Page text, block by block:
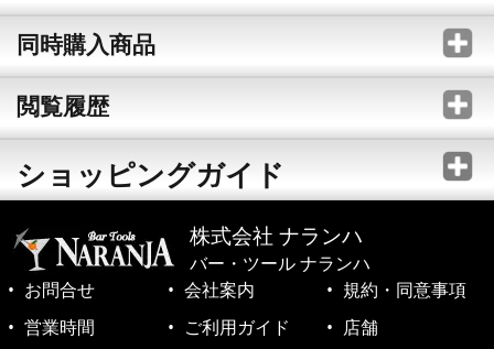
同時購入商品
閲覧履歴
ショッピングガイド
株式会社 ナランハ
バー・ツール ナランハ
お問合せ
会社案内
規約・同意事項
営業時間
ご利用ガイド 店舗